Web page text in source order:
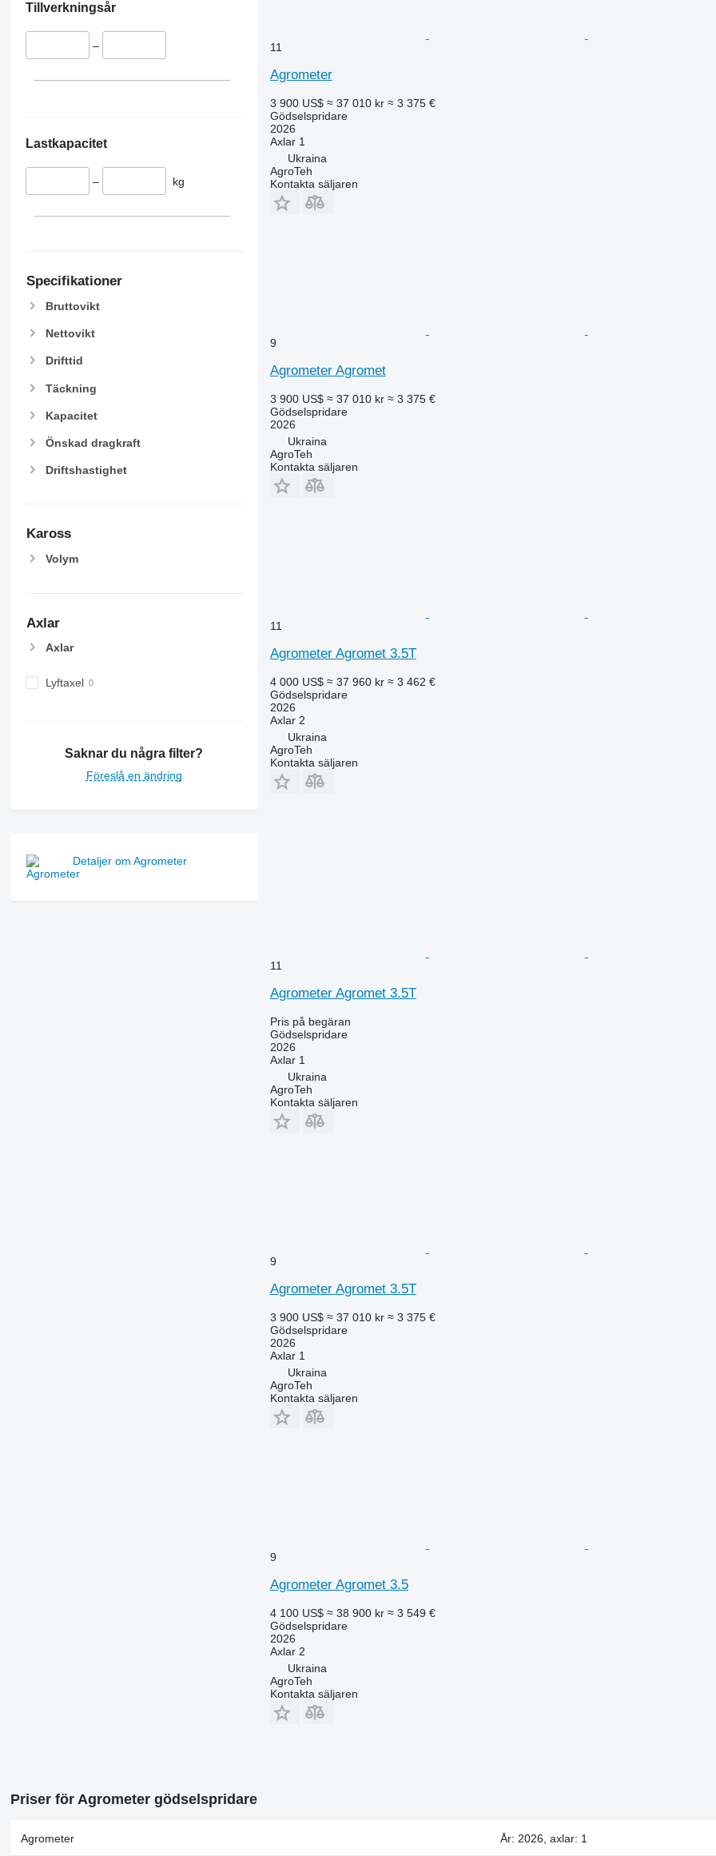
Tillverkningsår
–
Lastkapacitet
– kg
Specifikationer
Bruttovikt
Nettovikt
Drifttid
Täckning
Kapacitet
Önskad dragkraft
Driftshastighet
Kaross
Volym
Axlar
Axlar
Lyftaxel
Saknar du några filter?
Föreslå en ändring
Detaljer om Agrometer
11
Agrometer
3 900 US$ ≈ 37 010 kr ≈ 3 375 €
Gödselspridare
2026
Axlar 1
Ukraina
AgroTeh
Kontakta säljaren
9
Agrometer Agromet
3 900 US$ ≈ 37 010 kr ≈ 3 375 €
Gödselspridare
2026
Ukraina
AgroTeh
Kontakta säljaren
11
Agrometer Agromet 3.5T
4 000 US$ ≈ 37 960 kr ≈ 3 462 €
Gödselspridare
2026
Axlar 2
Ukraina
AgroTeh
Kontakta säljaren
11
Agrometer Agromet 3.5T
Pris på begäran
Gödselspridare
2026
Axlar 1
Ukraina
AgroTeh
Kontakta säljaren
9
Agrometer Agromet 3.5T
3 900 US$ ≈ 37 010 kr ≈ 3 375 €
Gödselspridare
2026
Axlar 1
Ukraina
AgroTeh
Kontakta säljaren
9
Agrometer Agromet 3.5
4 100 US$ ≈ 38 900 kr ≈ 3 549 €
Gödselspridare
2026
Axlar 2
Ukraina
AgroTeh
Kontakta säljaren
Priser för Agrometer gödselspridare
Agrometer År: 2026, axlar: 1